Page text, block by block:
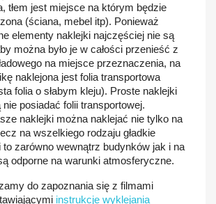
tłem jest miejsce na którym będzie
(ściana, mebel itp). Ponieważ
elementy naklejki najczęściej nie są
można było je w całości przenieść z
na miejsce przeznaczenia, na
naklejona jest folia transportowa
folia o słabym kleju). Proste naklejki
nie posiadać folii transportowej.
naklejki można naklejać nie tylko na
na wszelkiego rodzaju gładkie
to zarówno wewnątrz budynków jak i na
odporne na warunki atmosferyczne.
do zapoznania się z filmami
instrukcje wyklejania